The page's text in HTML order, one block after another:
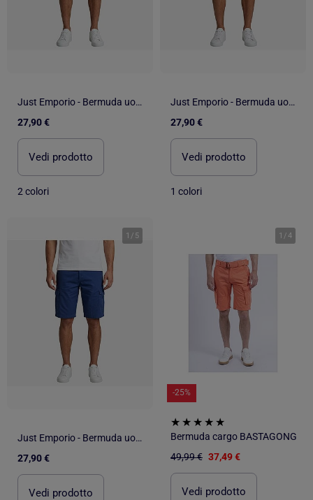
Just Emporio - Bermuda uomo dallo stile cargo casual
27,90 €
Vedi prodotto
2 colori
Just Emporio - Bermuda uomo dallo stile cargo casual
27,90 €
Vedi prodotto
1 colori
1 / 5
Just Emporio - Bermuda uomo dallo stile cargo casual
27,90 €
Vedi prodotto
1 /4
-25%
Bermuda cargo BASTAGONG
49,99 € 37,49 €
Vedi prodotto